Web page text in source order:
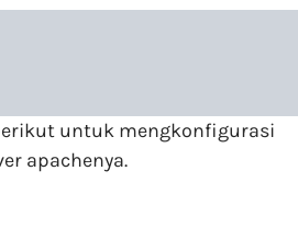
untuk mengkonfigurasi
apachenya.